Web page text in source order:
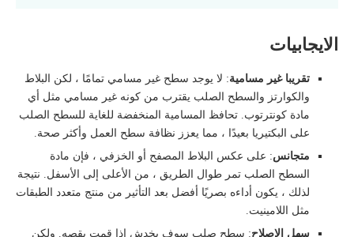
الايجابيات
تقريبا غير مسامية: لا يوجد سطح غير مسامي تمامًا ، لكن البلاط
والكوارتز والسطح الصلب يقترب من كونه غير مسامي مثل أي
مادة كونترتوب. تحافظ المسامية المنخفضة للغاية للسطح الصلب
على البكتيريا بعيدًا ، مما يعزز نظافة سطح العمل وأكثر صحة.
متجانس: على عكس البلاط المصفح أو الخزفي ، فإن مادة
السطح الصلب تمر طوال الطريق ، من الأعلى إلى الأسفل. نتيجة
لذلك ، يكون أداءه بصريًا أفضل بعد التأثير من منتج متعدد الطبقات
مثل اللامينيت.
سهل الإصلاح: سطح صلب سوف يخدش إذا قمت بقصه. ولكن